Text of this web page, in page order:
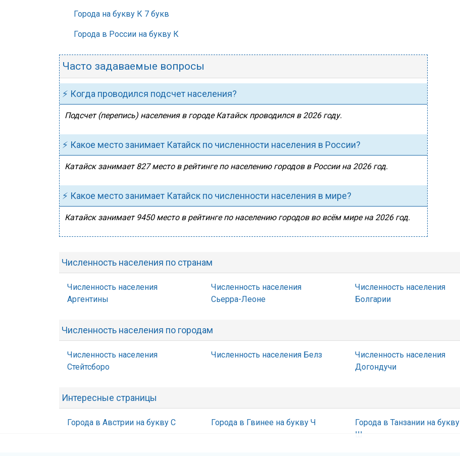
Города на букву К 7 букв
Города в России на букву К
Часто задаваемые вопросы
⚡ Когда проводился подсчет населения?
Подсчет (перепись) населения в городе Катайск проводился в 2026 году.
⚡ Какое место занимает Катайск по численности населения в России?
Катайск занимает 827 место в рейтинге по населению городов в России на 2026 год.
⚡ Какое место занимает Катайск по численности населения в мире?
Катайск занимает 9450 место в рейтинге по населению городов во всём мире на 2026 год.
Численность населения по странам
Численность населения
Аргентины
Численность населения
Сьерра-Леоне
Численность населения
Болгарии
Численность населения по городам
Численность населения
Стейтсборо
Численность населения Белз
Численность населения
Догондучи
Интересные страницы
Города в Австрии на букву С Города в Гвинее на букву Ч
Города в Танзании на букву
Ш